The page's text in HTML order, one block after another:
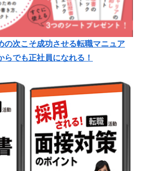
の次こそ成功させる転職マニュア
でも正社員になれる！